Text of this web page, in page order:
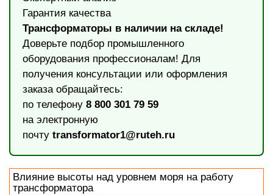
Гарантия качества
Трансформаторы в наличии на складе!
Доверьте подбор промышленного
оборудования профессионалам! Для
получения консультации или оформления
заказа обращайтесь:
по телефону 8 800 301 79 59
на электронную
почту transformator1@ruteh.ru
Влияние высоты над уровнем моря на работу
трансформатора